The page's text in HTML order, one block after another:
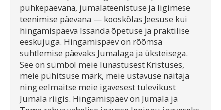
puhkepäevana, jumalateenistuse ja ligimese
teenimise päevana — kooskõlas Jeesuse kui
hingamispäeva Issanda õpetuse ja praktilise
eeskujuga. Hingamispäev on rõõmsa
suhtlemise päevaks Jumalaga ja üksteisega.
See on sümbol meie lunastusest Kristuses,
meie pühitsuse märk, meie ustavuse näitaja
ning eelmaitse meie igavesest tulevikust
Jumala riigis. Hingamispäev on Jumala ja